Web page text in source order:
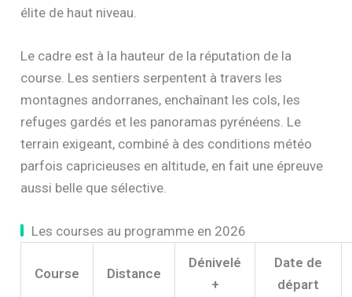
élite de haut niveau.
Le cadre est à la hauteur de la réputation de la
course. Les sentiers serpentent à travers les
montagnes andorranes, enchaînant les cols, les
refuges gardés et les panoramas pyrénéens. Le
terrain exigeant, combiné à des conditions météo
parfois capricieuses en altitude, en fait une épreuve
aussi belle que sélective.
Les courses au programme en 2026
Course Distance
Dénivelé
+
Date de
départ